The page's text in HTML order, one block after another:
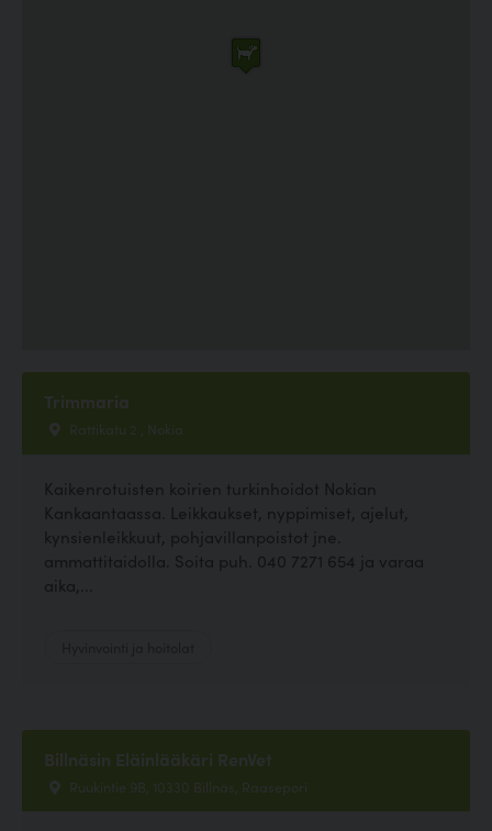
Trimmaria
Rattikatu 2 , Nokia
Kaikenrotuisten koirien turkinhoidot Nokian
Kankaantaassa. Leikkaukset, nyppimiset, ajelut,
kynsienleikkuut, pohjavillanpoistot jne.
ammattitaidolla. Soita puh. 040 7271 654 ja varaa
aika,...
Billnäsin Eläinlääkäri RenVet
Ruukintie 9B, 10330 Billnäs, Raasepori